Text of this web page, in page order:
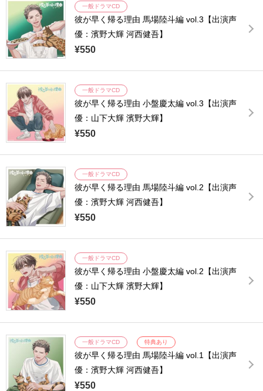
一般ドラマCD
彼が早く帰る理由 馬場陸斗編 vol.3【出演声
優：濱野大輝 河西健吾】
¥550
一般ドラマCD
彼が早く帰る理由 小盤慶太編 vol.3【出演声
優：山下大輝 濱野大輝】
¥550
一般ドラマCD
彼が早く帰る理由 馬場陸斗編 vol.2【出演声
優：濱野大輝 河西健吾】
¥550
一般ドラマCD
彼が早く帰る理由 小盤慶太編 vol.2【出演声
優：山下大輝 濱野大輝】
¥550
一般ドラマCD 特典あり
彼が早く帰る理由 馬場陸斗編 vol.1【出演声
優：濱野大輝 河西健吾】
¥550